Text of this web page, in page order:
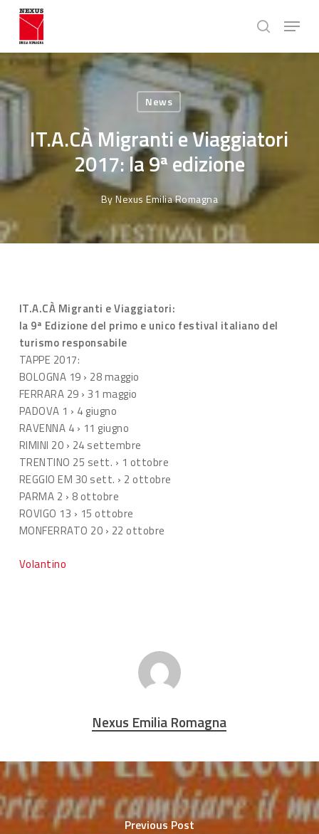
Skip
main
content
search
Menu
News
IT.A.CÀ Migranti e Viaggiatori
2017: la 9ª edizione
By Nexus Emilia Romagna
IT.A.CÀ Migranti e Viaggiatori:
la 9ª Edizione del primo e unico festival italiano del
turismo responsabile
TAPPE 2017:
BOLOGNA 19 › 28 maggio
FERRARA 29 › 31 maggio
PADOVA 1 › 4 giugno
RAVENNA 4 › 11 giugno
RIMINI 20 › 24 settembre
TRENTINO 25 sett. › 1 ottobre
REGGIO EM 30 sett. › 2 ottobre
PARMA 2 › 8 ottobre
ROVIGO 13 › 15 ottobre
MONFERRATO 20 › 22 ottobre
Volantino
Nexus Emilia Romagna
Previous Post